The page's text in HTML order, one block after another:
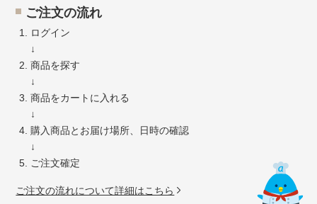
ご注文の流れ
ログイン
↓
商品を探す
↓
商品をカートに入れる
↓
購入商品とお届け場所、日時の確認
↓
ご注文確定
ご注文の流れについて詳細はこちら